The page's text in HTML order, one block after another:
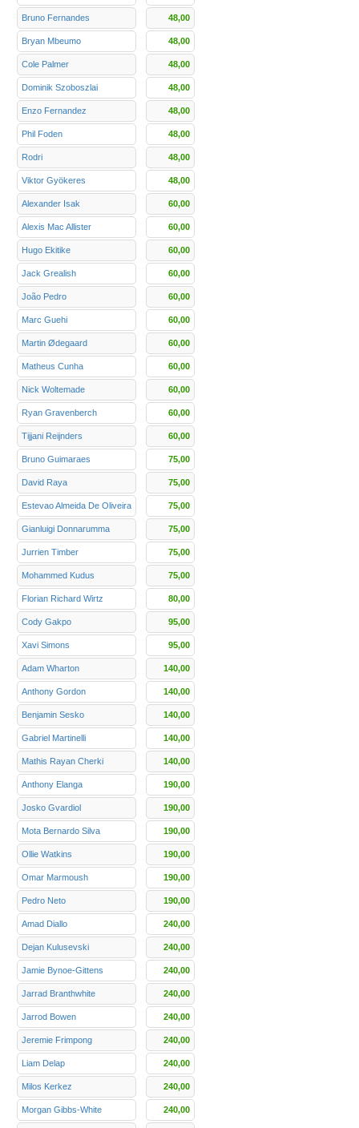
Bruno Fernandes
Bryan Mbeumo
Cole Palmer
Dominik Szoboszlai
Enzo Fernandez
Phil Foden
Rodri
Viktor Gyökeres
Alexander Isak
Alexis Mac Allister
Hugo Ekitike
Jack Grealish
João Pedro
Marc Guehi
Martin Ødegaard
Matheus Cunha
Nick Woltemade
Ryan Gravenberch
Tijjani Reijnders
Bruno Guimaraes
David Raya
Estevao Almeida De Oliveira
Gianluigi Donnarumma
Jurrien Timber
Mohammed Kudus
Florian Richard Wirtz
Cody Gakpo
Xavi Simons
Adam Wharton
Anthony Gordon
Benjamin Sesko
Gabriel Martinelli
Mathis Rayan Cherki
Anthony Elanga
Josko Gvardiol
Mota Bernardo Silva
Ollie Watkins
Omar Marmoush
Pedro Neto
Amad Diallo
Dejan Kulusevski
Jamie Bynoe-Gittens
Jarrad Branthwhite
Jarrod Bowen
Jeremie Frimpong
Liam Delap
Milos Kerkez
Morgan Gibbs-White
48,00
48,00
48,00
48,00
48,00
48,00
48,00
48,00
60,00
60,00
60,00
60,00
60,00
60,00
60,00
60,00
60,00
60,00
60,00
75,00
75,00
75,00
75,00
75,00
75,00
80,00
95,00
95,00
140,00
140,00
140,00
140,00
140,00
190,00
190,00
190,00
190,00
190,00
190,00
240,00
240,00
240,00
240,00
240,00
240,00
240,00
240,00
240,00